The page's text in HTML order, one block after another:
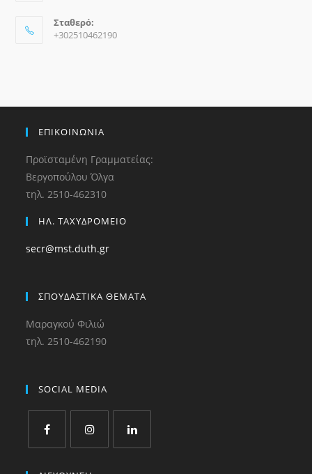
Σταθερό:
+302510462190
ΕΠΙΚΟΙΝΩΝΙΑ
Προϊσταμένη Γραμματείας:
Βεργοπούλου Όλγα
τηλ. 2510-462310
ΗΛ. ΤΑΧΥΔΡΟΜΕΙΟ
secr@mst.duth.gr
ΣΠΟΥΔΑΣΤΙΚΑ ΘΕΜΑΤΑ
Μαραγκού Φιλιώ
τηλ. 2510-462190
SOCIAL MEDIA